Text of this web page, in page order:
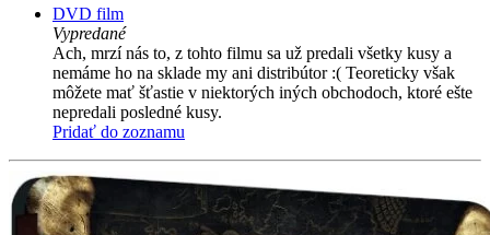
DVD film
Vypredané
Ach, mrzí nás to, z tohto filmu sa už predali všetky kusy a
nemáme ho na sklade my ani distribútor :( Teoreticky však
môžete mať šťastie v niektorých iných obchodoch, ktoré ešte
nepredali posledné kusy.
Pridať do zoznamu